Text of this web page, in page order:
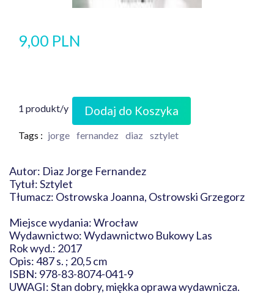
9,00 PLN
1 produkt/y Dodaj do Koszyka
Tags : jorge fernandez diaz sztylet
Autor: Diaz Jorge Fernandez
Tytuł: Sztylet
Tłumacz: Ostrowska Joanna, Ostrowski Grzegorz
Miejsce wydania: Wrocław
Wydawnictwo: Wydawnictwo Bukowy Las
Rok wyd.: 2017
Opis: 487 s. ; 20,5 cm
ISBN: 978-83-8074-041-9
UWAGI: Stan dobry, miękka oprawa wydawnicza.